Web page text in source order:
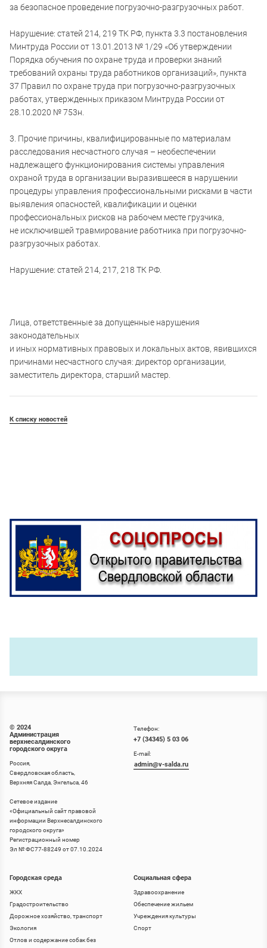
за безопасное проведение погрузочно-разгрузочных работ.
Нарушение: статей 214, 219 ТК РФ, пункта 3.3 постановления
Минтруда России от 13.01.2013 № 1/29 «Об утверждении
Порядка обучения по охране труда и проверки знаний
требований охраны труда работников организаций», пункта
37 Правил по охране труда при погрузочно-разгрузочных
работах, утвержденных приказом Минтруда России от
28.10.2020 № 753н.
3. Прочие причины, квалифицированные по материалам
расследования несчастного случая – необеспечении
надлежащего функционирования системы управления
охраной труда в организации выразившееся в нарушении
процедуры управления профессиональными рисками в части
выявления опасностей, квалификации и оценки
профессиональных рисков на рабочем месте грузчика,
не исключившей травмирование работника при погрузочно-
разгрузочных работах.
Нарушение: статей 214, 217, 218 ТК РФ.
Лица, ответственные за допущенные нарушения
законодательных
и иных нормативных правовых и локальных актов, явившихся
причинами несчастного случая: директор организации,
заместитель директора, старший мастер.
К списку новостей
© 2024
Администрация
верхнесалдинского
городского округа
Россия,
Свердловская область,
Верхняя Салда, Энгельса, 46
Сетевое издание
«Официальный сайт правовой
информации Верхнесалдинского
городского округа»
Регистрационный номер
Эл № ФС77-88249 от 07.10.2024
Городская среда
ЖКХ
Градостроительство
Дорожное хозяйство, транспорт
Экология
Отлов и содержание собак без
Социальная сфера
Здравоохранение
Обеспечение жильем
Учреждения культуры
Спорт
Телефон:
+7 (34345) 5 03 06
E-mail:
admin@v-salda.ru